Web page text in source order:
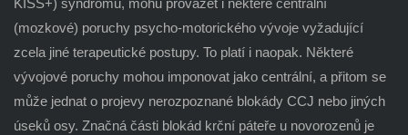
KISS+) syndromu, mohu provázet i některé centrální
(mozkové) poruchy psycho-motorického vývoje vyžadující
zcela jiné terapeutické postupy. To platí i naopak. Některé
vývojové poruchy mohou imponovat jako centrální, a přitom se
může jednat o projevy nerozpoznané blokády CCJ nebo jiných
úseků osy. Značná části blokád krční páteře u novorozenů je